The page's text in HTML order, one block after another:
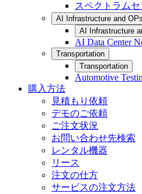
スペクトラム
AI Infrastructure and OPs
AI Infrastructure
AI Data Center
Transportation
Transportation
Automotive
購入方法
見積もり依頼
デモのご依頼
ご注文状況
お問い合わせ先検索
レンタル機器
リース
注文の仕方
サービスの注文方法